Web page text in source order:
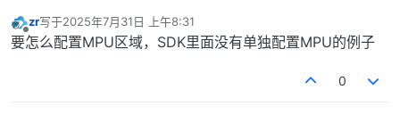
离线
zr写于2025年7月31日 上午8:31
最后由 编辑
要怎么配置MPU区域，SDK里面没有单独配置MPU的例子
0